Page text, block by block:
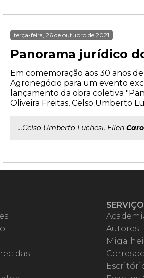
terça-feira, 26 de outubro de 2021
Panorama jurídico
Em comemoração aos 30 anos
Agronegócio para um evento
lançamento da obra coletiva
Oliveira Freitas, Celso Umberto
...Celso Umberto Luchesi, Ellen
Autores